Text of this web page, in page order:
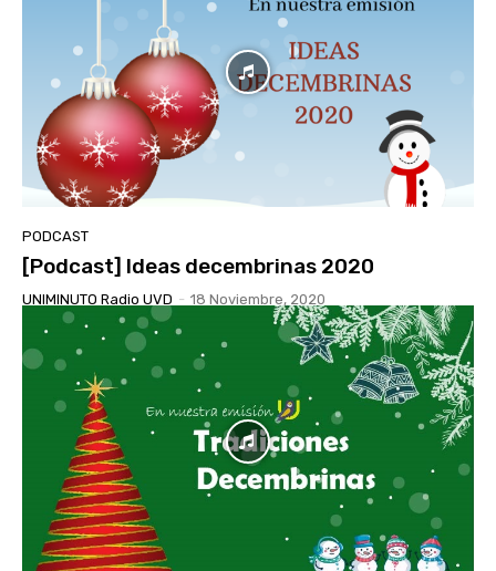
PODCAST
[Podcast] Ideas decembrinas 2020
UNIMINUTO Radio UVD - 18 Noviembre, 2020